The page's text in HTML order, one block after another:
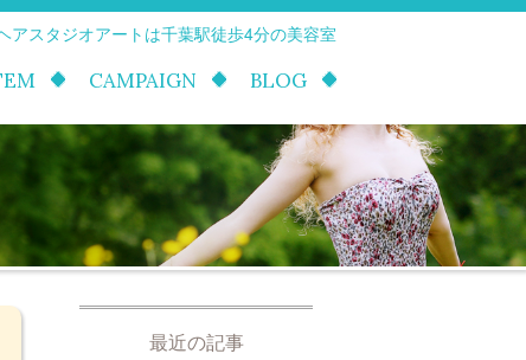
アスタジオアートは千葉駅徒歩4分の美容室
CAMPAIGN BLOG
最近の記事